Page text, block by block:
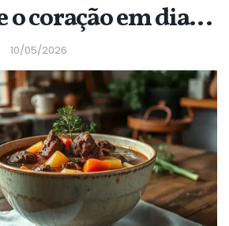
o coração em dias
10/05/2026